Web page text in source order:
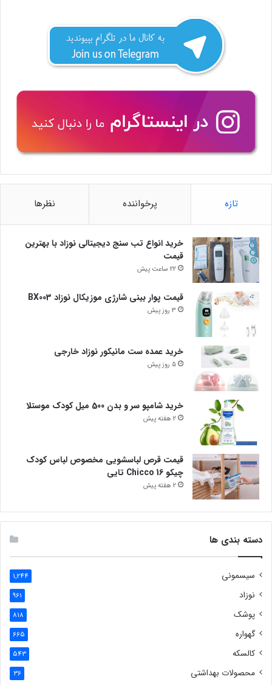
تازه پرخواننده نظرها
خرید انواع تب سنج دیجیتالی نوزاد با بهترین
قیمت
22 ساعت پیش
قیمت پوار بینی شارژی موزیکال نوزاد BX003
3 روز پیش
خرید عمده ست مانیکور نوزاد خارجی
5 روز پیش
خرید شامپو سر و بدن 500 میل کودک موستلا
2 هفته پیش
قیمت قرص لباسشویی مخصوص لباس کودک
چیکو Chicco 16 تایی
2 هفته پیش
دسته بندی ها
سیسمونی 1,244
نوزاد 961
پوشک 818
گهواره 665
کالسکه 543
محصولات بهداشتی 36